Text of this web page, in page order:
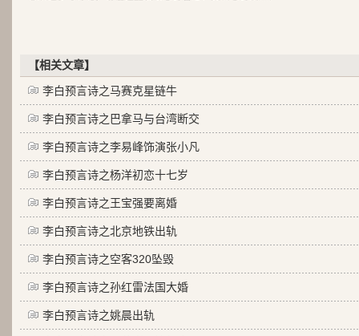
【相关文章】
李白预言诗之马赛克星链牛
李白预言诗之巴拿马与台湾断交
李白预言诗之李易峰饰演张小凡
李白预言诗之杨洋初恋十七岁
李白预言诗之王宝强要离婚
李白预言诗之北京地铁出轨
李白预言诗之空客320坠毁
李白预言诗之孙红雷法国大婚
李白预言诗之姚晨出轨